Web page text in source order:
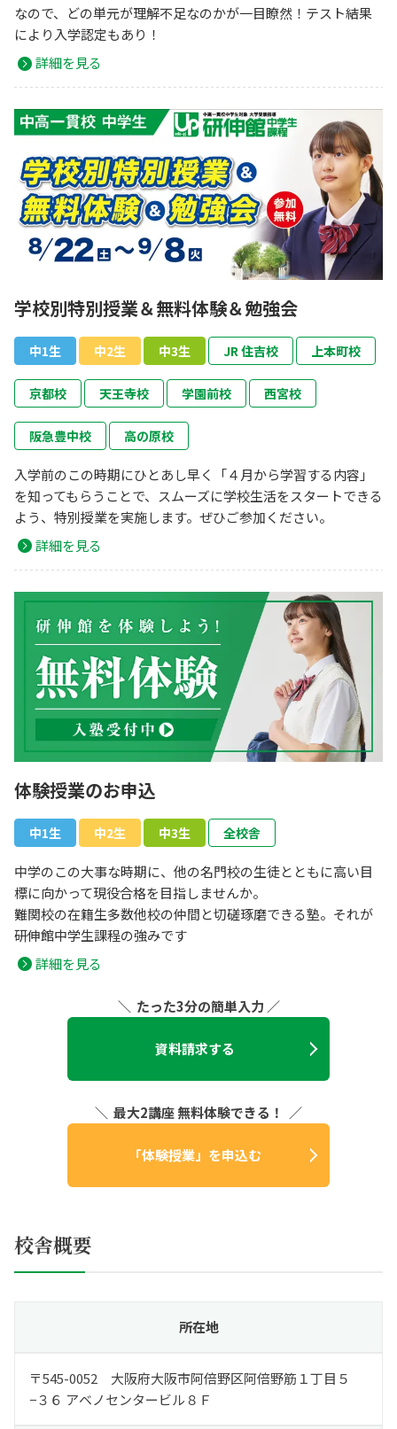
なので、どの単元が理解不足なのかが一目瞭然！テスト結果
により入学認定もあり！
詳細を見る
学校別特別授業＆無料体験＆勉強会
中1生 中2生 中3生 JR 住吉校 上本町校
京都校 天王寺校 学園前校 西宮校
阪急豊中校 高の原校
入学前のこの時期にひとあし早く「４月から学習する内容」
を知ってもらうことで、スムーズに学校生活をスタートできる
よう、特別授業を実施します。ぜひご参加ください。
詳細を見る
体験授業のお申込
中1生 中2生 中3生 全校舎
中学のこの大事な時期に、他の名門校の生徒とともに高い目
標に向かって現役合格を目指しませんか。
難関校の在籍生多数他校の仲間と切磋琢磨できる塾。それが
研伸館中学生課程の強みです
詳細を見る
＼ たった3分の簡単入力 ／
資料請求する
＼ 最大2講座 無料体験できる！ ／
「体験授業」を申込む
校舎概要
所在地
〒545-0052 大阪府大阪市阿倍野区阿倍野筋１丁目５
−３６ アベノセンタービル８Ｆ